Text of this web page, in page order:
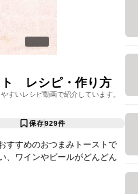
レシピ・作り方
すいレシピ動画で紹介しています。
保存929件
すすめのおつまみトーストで
、ワインやビールがどんどん